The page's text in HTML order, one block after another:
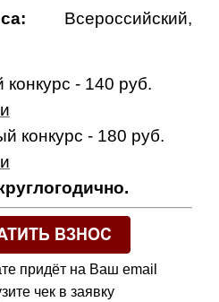
Всероссийский,
конкурс - 140 руб.
конкурс - 180 руб.
придёт на Ваш email
чек в заявку